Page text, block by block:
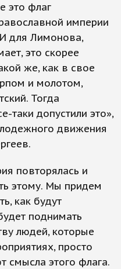
это флаг
империи
для Лимонова,
это скорее
же, как в свое
и молотом,
Тогда
таки допустили это»,
движения
повторялась и
этому. Мы придем
как будут
поднимать
людей, которые
просто
смысла этого флага.